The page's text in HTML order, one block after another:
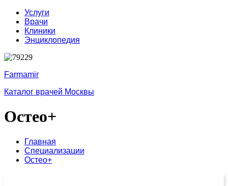
Услуги
Врачи
Клиники
Энциклопедия
Farmamir
Каталог врачей Москвы
Остео+
Главная
Специализации
Остео+